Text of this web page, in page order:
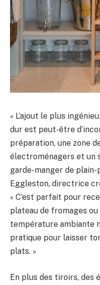
« L’ajout le plus
dur est peut-être
préparation, une zone
électroménagers et un
garde-manger de plain-
Eggleston, directrice
« C’est parfait pour
plateau de fromages
température ambiante
pratique pour laisser
plats. »
En plus des tiroirs, des